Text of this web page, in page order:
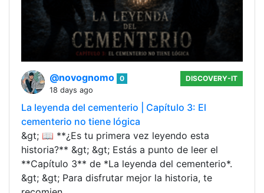
@novognomo 0
18 days ago
DISCOVERY-IT
La leyenda del cementerio | Capítulo 3: El
cementerio no tiene lógica
&gt; 📖 **¿Es tu primera vez leyendo esta
historia?** &gt; &gt; Estás a punto de leer el
**Capítulo 3** de *La leyenda del cementerio*.
&gt; &gt; Para disfrutar mejor la historia, te